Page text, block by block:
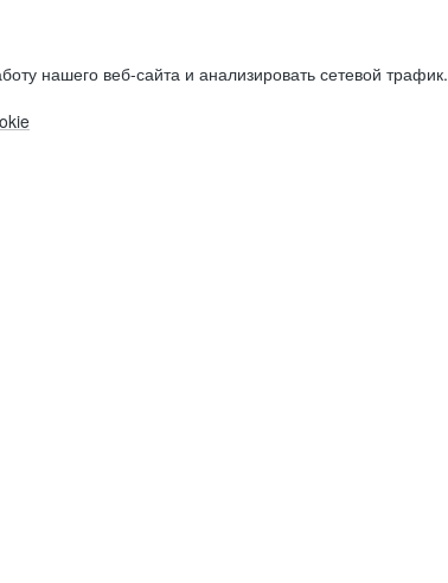
нашего веб-сайта и анализировать сетевой трафик.